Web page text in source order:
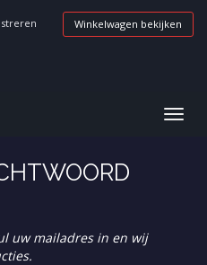
Winkelwagen bekijken
uw mailadres in en wij